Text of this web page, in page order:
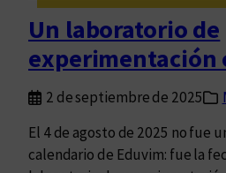
i
ó
n
a
b
e
r
Un laboratorio de
experimentación
2 de septiembre de 2025
El 4 de agosto de 2025 no fue
calendario de Eduvim: fue la